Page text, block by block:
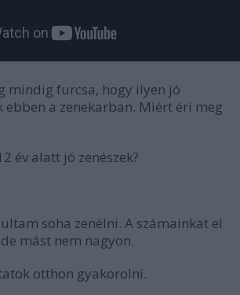
mindig furcsa, hogy ilyen jó
ebben a zenekarban. Miért éri meg
év alatt jó zenészek?
soha zenélni. A számainkat el
mást nem nagyon.
otthon gyakorolni.